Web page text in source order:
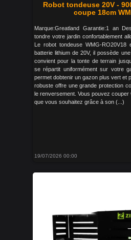
Robot tondeuse 20V -
coupe 18cm
Marque:Greatland Garantie:1 an
tondre votre jardin confortablement
Le robot tondeuse WMG-RO20V18
batterie lithium de 20V, il possède
convient pour la tonte de terrain
se répartit uniformément sur votre
permet dobtenir un gazon plus vert et
robuste offre une grande protection
le renversement. Vous pouvez
que vous souhaitez grâce à son (...)
19/07/2026 00:00